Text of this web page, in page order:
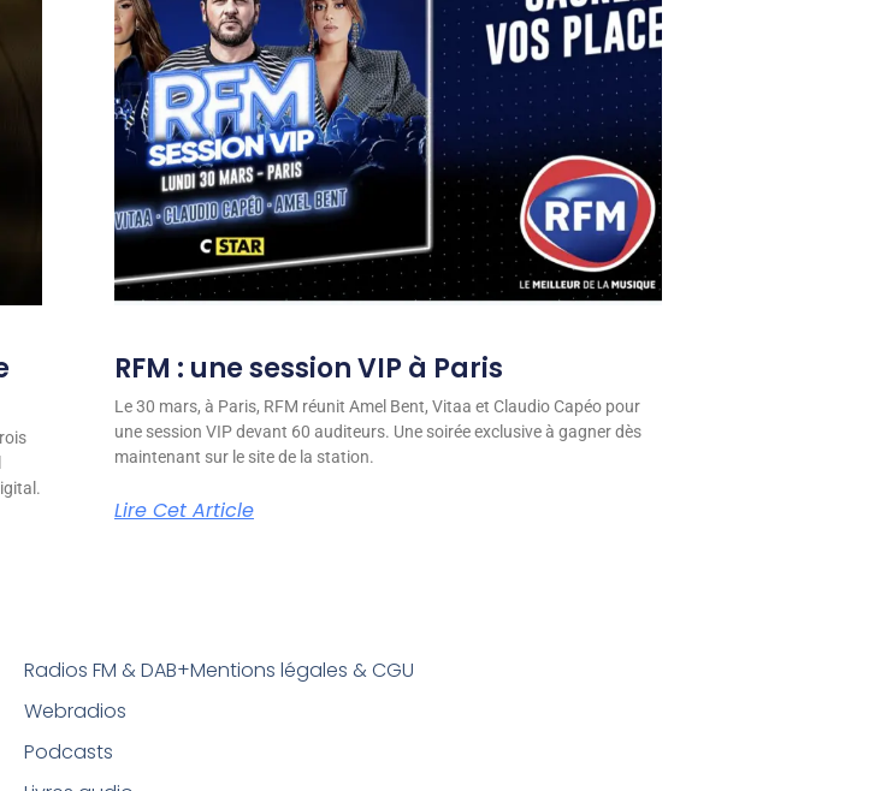
RFM : une session VIP à Paris
Le 30 mars, à Paris, RFM réunit Amel Bent, Vitaa et Claudio Capéo pour
une session VIP devant 60 auditeurs. Une soirée exclusive à gagner dès
maintenant sur le site de la station.
Lire Cet Article
Radios FM & DAB+
Webradios
Podcasts
Mentions légales & CGU